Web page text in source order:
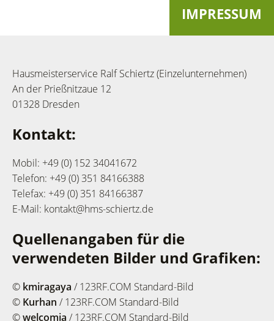
IMPRESSUM
Hausmeisterservice Ralf Schiertz (Einzelunternehmen)
An der Prießnitzaue 12
01328 Dresden
Kontakt:
Mobil: +49 (0) 152 34041672
Telefon: +49 (0) 351 84166388
Telefax: +49 (0) 351 84166387
E-Mail: kontakt@hms-schiertz.de
Quellenangaben für die
verwendeten Bilder und Grafiken:
© kmiragaya / 123RF.COM Standard-Bild
© Kurhan / 123RF.COM Standard-Bild
©welcomia / 123RF.COM Standard-Bild